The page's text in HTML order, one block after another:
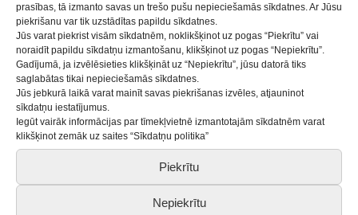
prasības, tā izmanto savas un trešo pušu nepieciešamās sīkdatnes. Ar Jūsu
piekrišanu var tik uzstādītas papildu sīkdatnes.
Jūs varat piekrist visām sīkdatnēm, noklikšķinot uz pogas “Piekrītu” vai
noraidīt papildu sīkdatņu izmantošanu, klikšķinot uz pogas “Nepiekrītu”.
Gadījumā, ja izvēlēsieties klikšķināt uz “Nepiekrītu”, jūsu datorā tiks
saglabātas tikai nepieciešamās sīkdatnes.
Jūs jebkurā laikā varat mainīt savas piekrišanas izvēles, atjauninot
sīkdatņu iestatījumus.
Iegūt vairāk informācijas par tīmekļvietnē izmantotajām sīkdatnēm varat
klikšķinot zemāk uz saites “Sīkdatņu politika”
Piekrītu
Nepiekrītu
www.instagram.com/p/DB6qY1wiKfr/?
utm_source=ig_web_copy_link&igsh=MzRlO
DBiNWFlZA==
“Ikvienam ir roka jāpieliek”,
pagasta Kalnu Jauniešu klubs “D.E.M.O.” –
www.instagram.com/p/DB_ezK2Cfz4/?
utm_source=ig_web_copy_link&igsh=MzRlOD
“Saldus novada futbola kauss”, OG Saldus –
www.instagram.com/p/C-TZ-CUiUlz/?